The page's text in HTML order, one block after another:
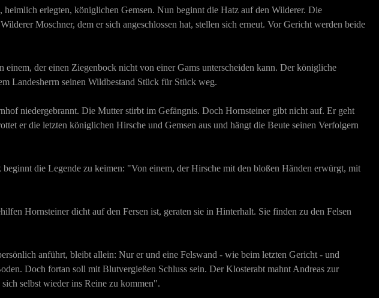
erlegten, königlichen Gemsen. Nun beginnt die Hatz auf den Wilderer. Die
Moschner, dem er sich angeschlossen hat, stellen sich erneut. Vor Gericht werden beide
der einen Ziegenbock nicht von einer Gams unterscheiden kann. Der königliche
Landesherrn seinen Wildbestand Stück für Stück weg.
niedergebrannt. Die Mutter stirbt im Gefängnis. Doch Hornsteiner gibt nicht auf. Er geht
er die letzten königlichen Hirsche und Gemsen aus und hängt die Beute seinen Verfolgern
die Legende zu keimen: "Von einem, der Hirsche mit den bloßen Händen erwürgt, mit
Hornsteiner dicht auf den Fersen ist, geraten sie in Hinterhalt. Sie finden zu den Felsen
anführt, bleibt allein: Nur er und eine Felswand - wie beim letzten Gericht - und
Doch fortan soll mit Blutvergießen Schluss sein. Der Klosterabt mahnt Andreas zur
selbst wieder ins Reine zu kommen".